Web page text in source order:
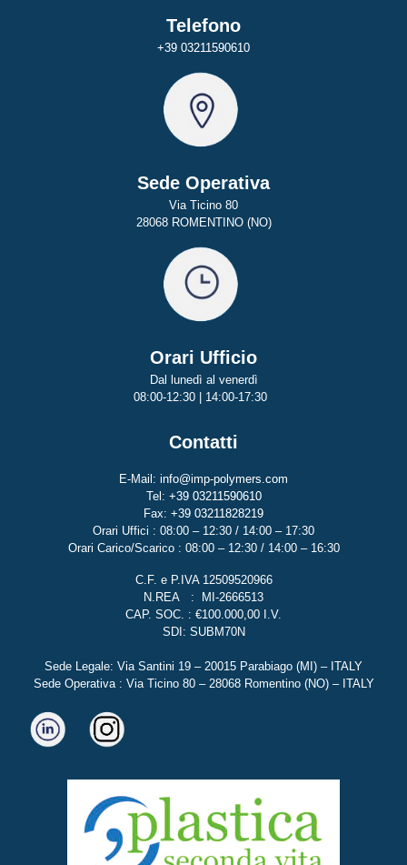
Telefono
+39 03211590610
Sede Operativa
Via Ticino 80
28068 ROMENTINO (NO)
Orari Ufficio
Dal lunedì al venerdì
08:00-12:30 | 14:00-17:30
Contatti
E-Mail: info@imp-polymers.com
Tel: +39 03211590610
Fax: +39 03211828219
Orari Uffici : 08:00 – 12:30 / 14:00 – 17:30
Orari Carico/Scarico : 08:00 – 12:30 / 14:00 – 16:30
C.F. e P.IVA 12509520966
N.REA : MI-2666513
CAP. SOC. : €100.000,00 I.V.
SDI: SUBM70N
Sede Legale: Via Santini 19 – 20015 Parabiago (MI) – ITALY
Sede Operativa : Via Ticino 80 – 28068 Romentino (NO) – ITALY